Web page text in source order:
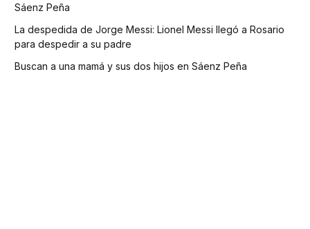
Sáenz Peña
La despedida de Jorge Messi: Lionel Messi llegó a Rosario
para despedir a su padre
Buscan a una mamá y sus dos hijos en Sáenz Peña